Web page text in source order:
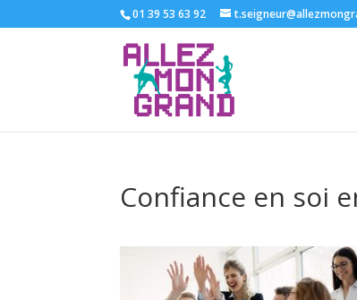
01 39 53 63 92
Confiance en soi